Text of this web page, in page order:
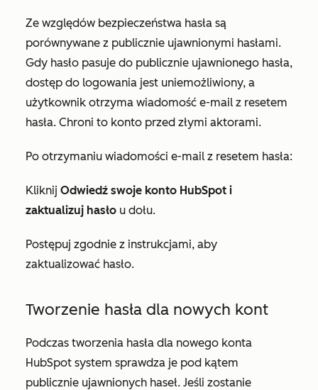
Ze względów bezpieczeństwa hasła są
porównywane z publicznie ujawnionymi hasłami.
Gdy hasło pasuje do publicznie ujawnionego hasła,
dostęp do logowania jest uniemożliwiony, a
użytkownik otrzyma wiadomość e-mail z resetem
hasła. Chroni to konto przed złymi aktorami.
Po otrzymaniu wiadomości e-mail z resetem hasła:
Kliknij Odwiedź swoje konto HubSpot i
zaktualizuj hasło u dołu.
Postępuj zgodnie z instrukcjami, aby
zaktualizować hasło.
Tworzenie hasła dla nowych kont
Podczas tworzenia hasła dla nowego konta
HubSpot system sprawdza je pod kątem
publicznie ujawnionych haseł. Jeśli zostanie